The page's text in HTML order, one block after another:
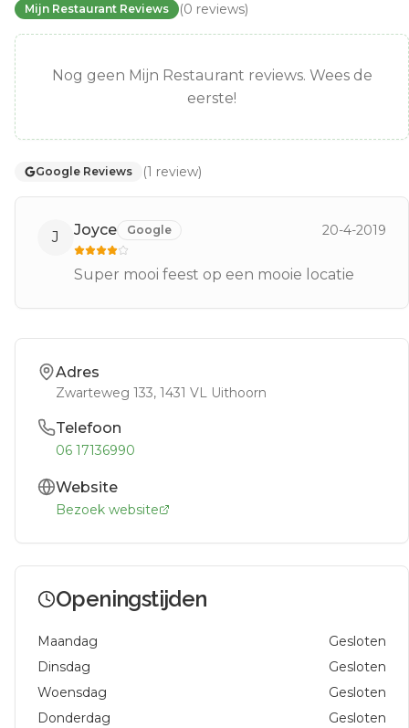
Mijn Restaurant Reviews (0 reviews)
Nog geen Mijn Restaurant reviews. Wees de
eerste!
Google Reviews (1 review)
J Joyce Google 20-4-2019
Super mooi feest op een mooie locatie
Adres
Zwarteweg 133, 1431 VL Uithoorn
Telefoon
06 17136990
Website
Bezoek website
Openingstijden
Maandag
Gesloten
Dinsdag
Gesloten
Woensdag
Gesloten
Donderdag
Gesloten